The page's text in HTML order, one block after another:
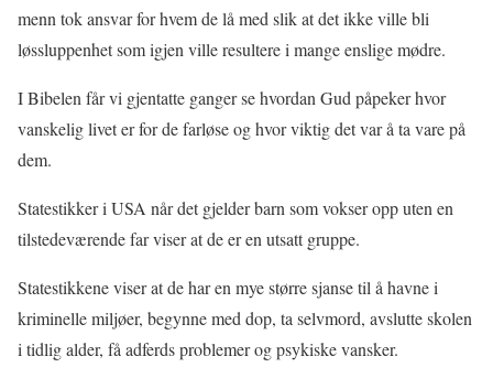
menn tok ansvar for hvem de lå med slik at det ikke ville bli
løssluppenhet som igjen ville resultere i mange enslige mødre.
I Bibelen får vi gjentatte ganger se hvordan Gud påpeker hvor
vanskelig livet er for de farløse og hvor viktig det var å ta vare på
dem.
Statestikker i USA når det gjelderbarn som vokser opp uten en
tilstedeværende far viser at de er en utsatt gruppe.
Statestikkene viser at de har en mye størresjansetil å havne i
kriminelle miljøer, begynne med dop, ta selvmord, avslutte skolen
i tidlig alder, få adferds problemer og psykiske vansker.